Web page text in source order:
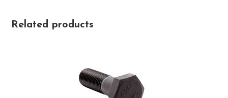
Related products